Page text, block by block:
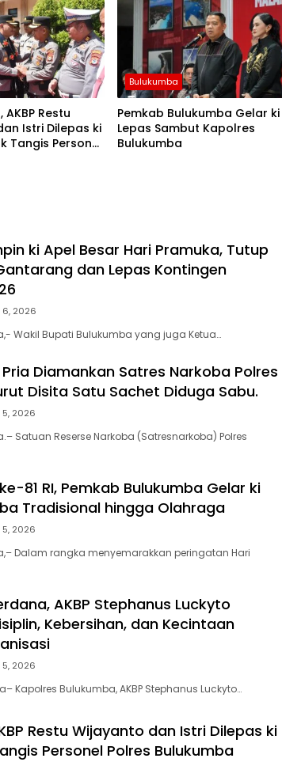
AKBP Restu
Istri Dilepas ki
Tangis Personel
Bulukumba
Pemkab Bulukumba Gelar ki
Lepas Sambut Kapolres
Bulukumba
ki Apel Besar Hari Pramuka, Tutup
dan Lepas Kontingen
2026
Wakil Bupati Bulukumba yang juga Ketua…
Diamankan Satres Narkoba Polres
Disita Satu Sachet Diduga Sabu.
2026
Satuan Reserse Narkoba (Satresnarkoba) Polres
81 RI, Pemkab Bulukumba Gelar ki
Tradisional hingga Olahraga
2026
Dalam rangka menyemarakkan peringatan Hari
AKBP Stephanus Luckyto
Kebersihan, dan Kecintaan
2026
Kapolres Bulukumba, AKBP Stephanus Luckyto…
Restu Wijayanto dan Istri Dilepas ki
Personel Polres Bulukumba